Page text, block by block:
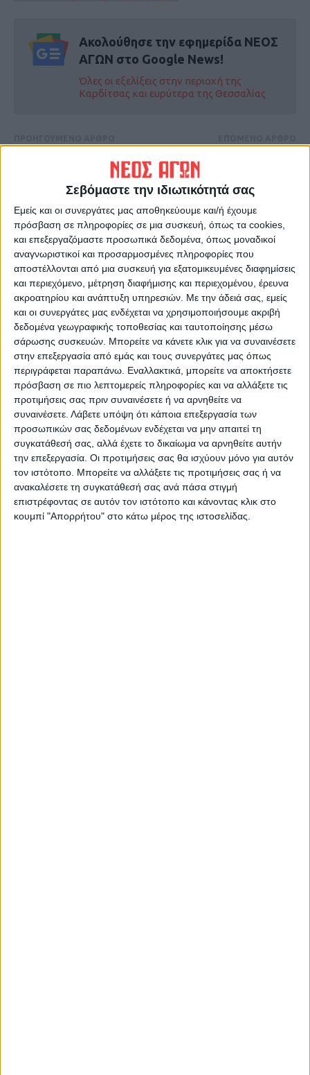
Σεβόμαστε την ιδιωτικότητά σας
Εμείς και οι συνεργάτες μας αποθηκεύουμε και/ή έχουμε
πρόσβαση σε πληροφορίες σε μια συσκευή, όπως τα cookies,
και επεξεργαζόμαστε προσωπικά δεδομένα, όπως μοναδικοί
αναγνωριστικοί και προσαρμοσμένες πληροφορίες που
αποστέλλονται από μια συσκευή για εξατομικευμένες διαφημίσεις
και περιεχόμενο, μέτρηση διαφήμισης και περιεχομένου, έρευνα
ακροατηρίου και ανάπτυξη υπηρεσιών. Με την άδειά σας, εμείς
και οι συνεργάτες μας ενδέχεται να χρησιμοποιήσουμε ακριβή
δεδομένα γεωγραφικής τοποθεσίας και ταυτοποίησης μέσω
σάρωσης συσκευών. Μπορείτε να κάνετε κλικ για να συναινέσετε
στην επεξεργασία από εμάς και τους συνεργάτες μας όπως
περιγράφεται παραπάνω. Εναλλακτικά, μπορείτε να αποκτήσετε
πρόσβαση σε πιο λεπτομερείς πληροφορίες και να αλλάξετε τις
προτιμήσεις σας πριν συναινέσετε ή να αρνηθείτε να
συναινέσετε. Λάβετε υπόψη ότι κάποια επεξεργασία των
προσωπικών σας δεδομένων ενδέχεται να μην απαιτεί τη
συγκατάθεσή σας, αλλά έχετε το δικαίωμα να αρνηθείτε αυτήν
την επεξεργασία. Οι προτιμήσεις σας θα ισχύουν μόνο για αυτόν
τον ιστότοπο. Μπορείτε να αλλάξετε τις προτιμήσεις σας ή να
ανακαλέσετε τη συγκατάθεσή σας ανά πάσα στιγμή
επιστρέφοντας σε αυτόν τον ιστότοπο και κάνοντας κλικ στο
κουμπί "Απορρήτου" στο κάτω μέρος της ιστοσελίδας.
Ακολούθησε την εφημερίδα ΝΕΟΣ
ΑΓΩΝ στο Google News!
Όλες οι εξελίξεις στην περιοχή της
Καρδίτσας και ευρύτερα της Θεσσαλίας
απόφαση για το εάν θα
ΝΕΟΣ ΑΓΩΝ
https://neosagon.gr
Η Αρχαιότερη Καθημερινή Πρωινή Εφημερίδα της Καρδίτσας
ΠΑΡΟΜΟΙΑ ΑΡΘΡΑ